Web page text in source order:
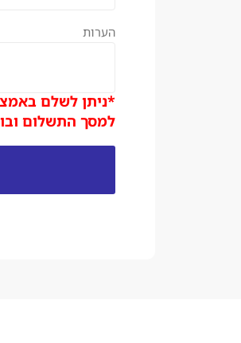
הערות
*ניתן לשלם
למסך התשלום